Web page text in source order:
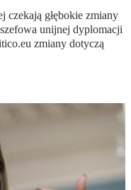
głębokie zmiany
unijnej dyplomacji
zmiany dotyczą